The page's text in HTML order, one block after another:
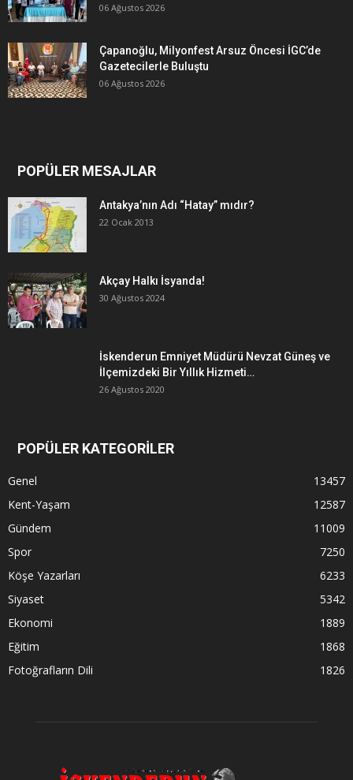
06 Ağustos 2026
Çapanoğlu, Milyonfest Arsuz Öncesi İGC’de
Gazetecilerle Buluştu
06 Ağustos 2026
POPÜLER MESAJLAR
Antakya’nın Adı “Hatay” mıdır?
22 Ocak 2013
Akçay Halkı İsyanda!
30 Ağustos 2024
İskenderun Emniyet Müdürü Nevzat Güneş ve
İlçemizdeki Bir Yıllık Hizmeti…
26 Ağustos 2020
POPÜLER KATEGORİLER
Genel
13457
Kent-Yaşam
12587
Gündem
11009
Spor
7250
Köşe Yazarları
6233
Siyaset
5342
Ekonomi
1889
Eğitim
1868
Fotoğrafların Dili
1826